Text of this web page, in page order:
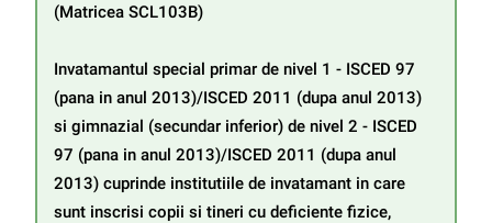
(Matricea SCL103B)
Invatamantul special primar de nivel 1 - ISCED 97
(pana in anul 2013)/ISCED 2011 (dupa anul 2013)
si gimnazial (secundar inferior) de nivel 2 - ISCED
97 (pana in anul 2013)/ISCED 2011 (dupa anul
2013) cuprinde institutiile de invatamant in care
sunt inscrisi copii si tineri cu deficiente fizice,